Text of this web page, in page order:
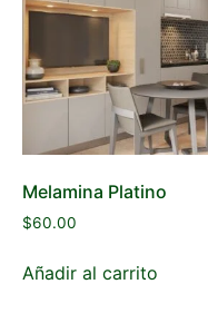
Melamina Platino
$60.00
Añadir al carrito